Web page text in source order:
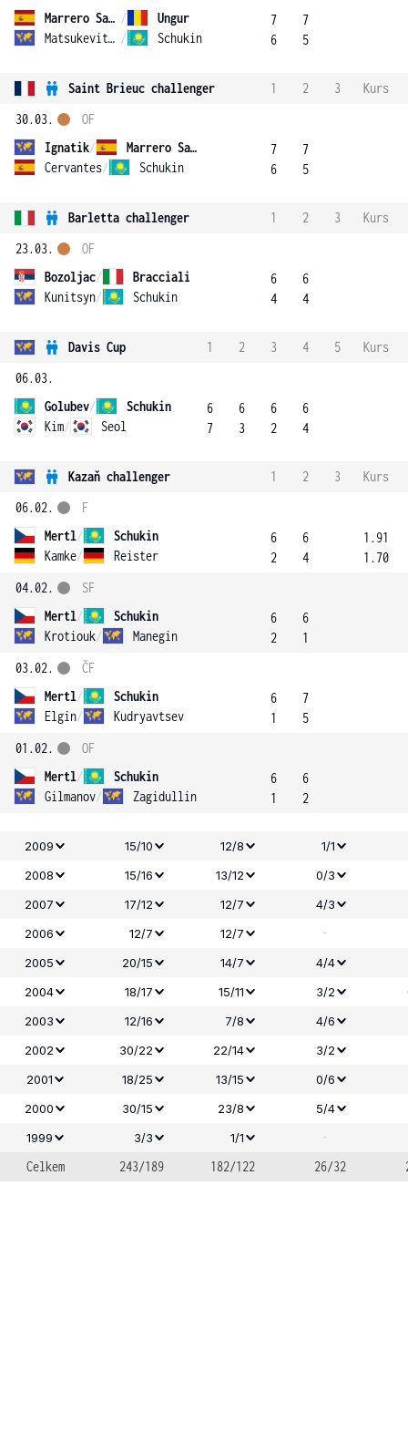
Marrero Santana /
Ungur
Matsukevitch / Schukin
7
6
7
5
Saint Brieuc challenger 1 2 3
Kurs
30.03.
Ignatik/
Marrero Santana
Cervantes/ Schukin
OF
7
6
7
5
Barletta challenger 1 2 3
Kurs
23.03.
Bozoljac/
Bracciali
Kunitsyn/ Schukin
OF
6
4
6
4
Davis Cup 1 2 3 4 5
Kurs
06.03.
Golubev/
Schukin
Kim/ Seol
6
7
6
3
6
2
6
4
Kazaň challenger 1 2 3
Kurs
06.02.
Mertl/
Schukin
Kamke/ Reister
F
6
2
6
4
1.91
1.70
04.02.
Mertl/
Schukin
Krotiouk/ Manegin
SF
6
2
6
1
03.02.
Mertl/
Schukin
Elgin/ Kudryavtsev
ČF
6
1
7
5
01.02.
Mertl/
Schukin
Gilmanov/ Zagidullin
OF
6
1
6
2
2009 15/10 12/8
1/1
2008
15/16 13/12
0/3
2007
17/12 12/7
4/3
2006
12/7 12/7 -
2005 20/15 14/7 4/4
2004
18/17 15/11 3/2
2003
12/16 7/8
4/6
2002
30/22 22/14 3/2
2001
18/25 13/15 0/6
2000
30/15 23/8 5/4
1999
3/3 1/1
-
Celkem
243/189 182/122 26/32